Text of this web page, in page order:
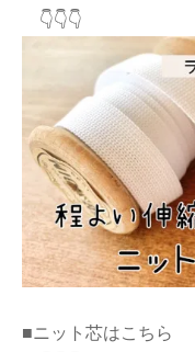
👇👇👇
■ニット芯はこちら